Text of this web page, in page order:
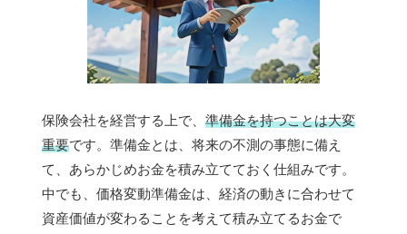
保険会社を経営する上で、 準備金を持つことは大変
重要です。準備金とは、将来の不測の事態に備え
て、あらかじめお金を積み立てておく仕組みです。
中でも、価格変動準備金は、経済の動きに合わせて
資産価値が変わることを考えて積み立てるお金で